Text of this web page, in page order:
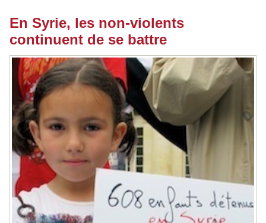
En Syrie, les non-violents
continuent de se battre